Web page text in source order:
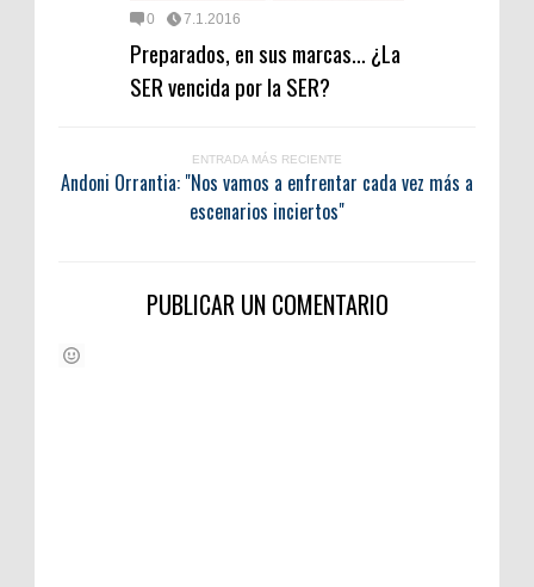
0 7.1.2016
Preparados, en sus marcas… ¿La
SER vencida por la SER?
ENTRADA MÁS RECIENTE
Andoni Orrantia: "Nos vamos a enfrentar cada vez más a
escenarios inciertos"
PUBLICAR UN COMENTARIO